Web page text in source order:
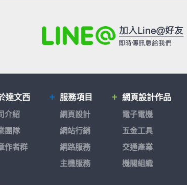
達文西
介紹
團隊
作者群
服務項目
網頁設計
網站行銷
網路服務
主機服務
網頁設計作品
電子電機
五金工具
交通產業
機關組織